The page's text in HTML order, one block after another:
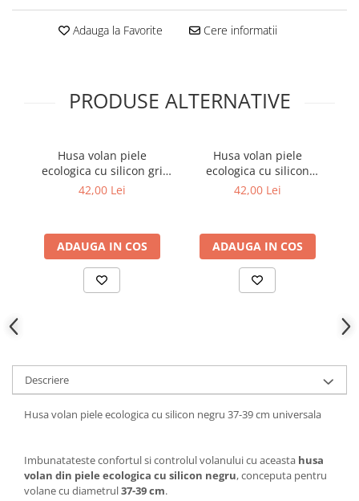
Odorizante Auto
Oglinda Retrovizoare
Ornamente Protectie Portiera
Ornamente Toba Auto
Parasolare Auto
Prelate Auto
Scrumiere Auto
Stergatoare Parbriz
Suporti Numar Inmatriculare
Suporti Telefon Auto
Tetiera Auto
Covorase AUDI
Covorase BMW
Adauga la Favorite Cere informatii
PRODUSE ALTERNATIVE
Husa volan piele
ecologica cu silicon gri
37-39 cm universala
42,00 Lei
ADAUGA IN COS
Husa volan piele
ecologica cu silicon
albastru 37-39 cm
42,00 Lei
ADAUGA IN COS
Descriere
Husa volan piele ecologica cu silicon negru 37-39 cm universala
Imbunatateste confortul si controlul volanului cu aceasta husa
volan din piele ecologica cu silicon negru, conceputa pentru
volane cu diametrul37-39 cm.